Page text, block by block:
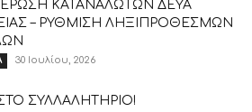
ΚΑΤΑΝΑΛΩΤΩΝ ΔΕΥΑ
– ΡΥΘΜΙΣΗ ΛΗΞΙΠΡΟΘΕΣΜΩΝ
30 Ιουλίου, 2026
ΣΥΛΛΑΛΗΤΗΡΙΟ!